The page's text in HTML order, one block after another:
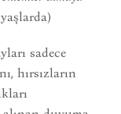
sadece
hırsızların